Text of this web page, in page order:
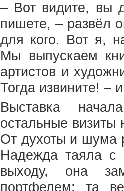
– Вот видите, вы
пишете, – развёл
для кого. Вот я,
Мы выпускаем
артистов и
Тогда извините! –
Выставка
остальные визиты
От духоты и шума
Надежда таяла с
выходу, она
портфелем: та